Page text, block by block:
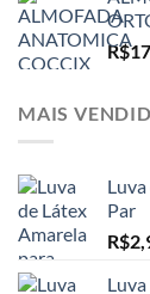
R$
MAIS
Par
R$